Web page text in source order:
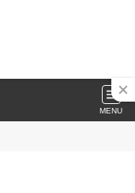
MENU